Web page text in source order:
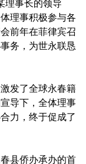
理事长的领导
理事积极参与各
前年在菲律宾召
务，为世永联恳
发了全球永春籍
导下，全体理事
力，终于促成了
县侨办承办的首